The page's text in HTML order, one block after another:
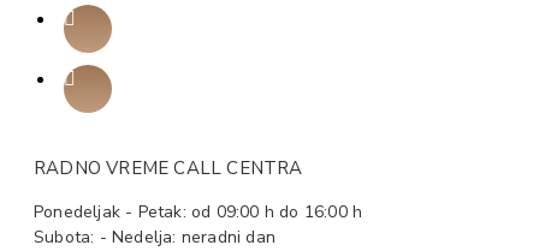
RADNO VREME CALL CENTRA
Ponedeljak - Petak: od 09:00 h do 16:00 h
Subota: - Nedelja: neradni dan